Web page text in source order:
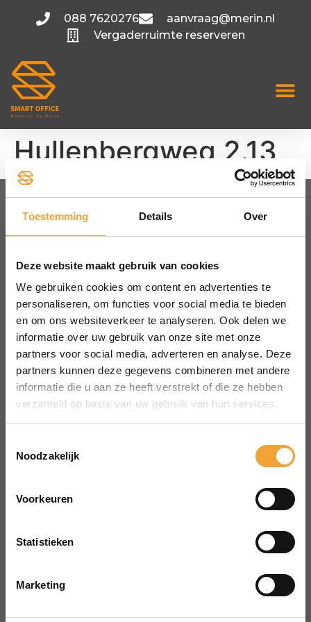
Toestemming Details Over
Deze website maakt gebruik van cookies
We gebruiken cookies om content en advertenties te
personaliseren, om functies voor social media te bieden
en om ons websiteverkeer te analyseren. Ook delen we
informatie over uw gebruik van onze site met onze
partners voor social media, adverteren en analyse. Deze
partners kunnen deze gegevens combineren met andere
informatie die u aan ze heeft verstrekt of die ze hebben
verzameld op basis van uw gebruik van hun services.
Noodzakelijk
Voorkeuren
Statistieken
Marketing
088 7620276
aanvraag@merin.nl
Vergaderruimte reserveren
Hullenbergweg 2.13
Utrecht
Hoofddorp
Bekijk alle locaties
MENU
Over Smart Office
Hoe het werkt
Veelgestelde vragen
Reserveren vergaderruimte
088 7620276
Jachthavenweg 109H